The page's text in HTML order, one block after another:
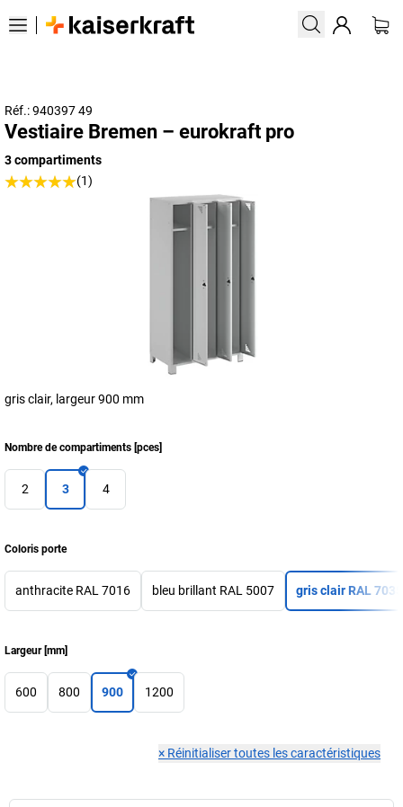
Réf.: 940397 49
Vestiaire Bremen – eurokraft pro
3 compartiments
(1)
gris clair, largeur 900 mm
Nombre de compartiments [pces]
2 3 4
Coloris porte
anthracite RAL 7016 bleu brillant RAL 5007 gris clair RAL 7035
Largeur[mm]
600 800 900 1200
× Réinitialiser toutes les caractéristiques